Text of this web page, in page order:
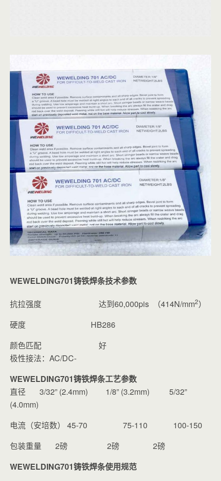
WEWELDING701铸铁焊条技术参数
抗拉强度 达到60,000pis （414N/mm2）
硬度 HB286
颜色匹配 好
极性接法：AC/DC-
WEWELDING701铸铁焊条工艺参数
直径 3/32” (2.4mm) 1/8” (3.2mm) 5/32”
(4.0mm)
电流（安培数） 45-70 75-110 100-150
包装重量 2磅 2磅 2磅
WEWELDING701铸铁焊条使用规范